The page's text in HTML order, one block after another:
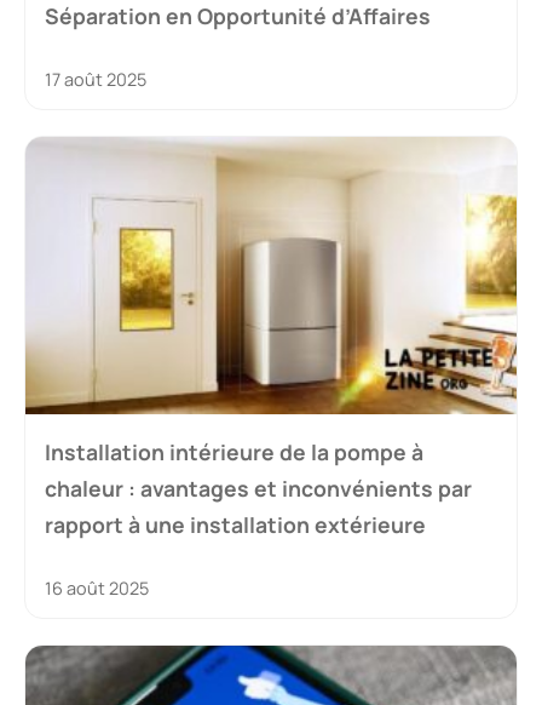
Séparation en Opportunité d’Affaires
17 août 2025
Installation intérieure de la pompe à
chaleur : avantages et inconvénients par
rapport à une installation extérieure
16 août 2025